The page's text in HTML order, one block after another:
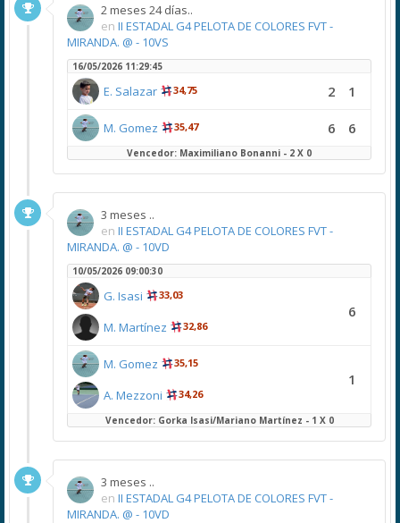
2 meses 24 días..
en II ESTADAL G4 PELOTA DE COLORES FVT -
MIRANDA. @ - 10VS
16/05/2026 11:29:45
E. Salazar 34,75 2 1
M. Gomez 35,47 6 6
Vencedor: Maximiliano Bonanni - 2 X 0
3 meses ..
en II ESTADAL G4 PELOTA DE COLORES FVT -
MIRANDA. @ - 10VD
10/05/2026 09:00:30
G. Isasi 33,03
M. Martínez 32,86
6
M. Gomez 35,15
A. Mezzoni 34,26
1
Vencedor: Gorka Isasi/Mariano Martínez - 1 X 0
3 meses ..
en II ESTADAL G4 PELOTA DE COLORES FVT -
MIRANDA. @ - 10VD